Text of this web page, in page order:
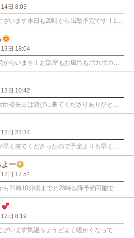
日 8:03
おはようございます本日も20時から出勤予定です！1日のご褒美...
日 18:04
この後20時からいます！お部屋もお風呂もポカポカにしておくね...
日 10:42
みそしる大臣様先日は遊びに来てくださりありがとうございました...
日 22:34
予約の方が早く来てくださったので予定よりも早くご案内いけます...
ー
日 17:54
本日20時から21時10分頃までと23時以降予約可能です！仕...
日 8:19
おはようございます気温ちょうどよく暖かくなってきてて幸せな気...